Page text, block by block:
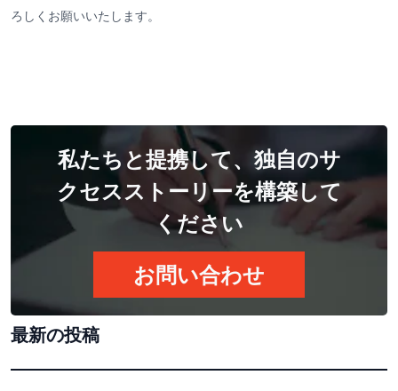
ろしくお願いいたします。
私たちと提携して、独自のサ
クセスストーリーを構築して
ください
お問い合わせ
最新の投稿